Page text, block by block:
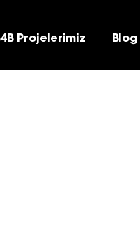
Projelerimiz Blog